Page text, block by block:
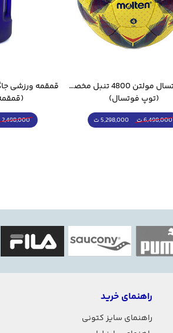
توپ فوتسال مولتن 4800 تنبل مخصوص سالن
(توپ فوتسال)
6,498,000 ت 5,298,000 ت 2,498,000 ت
راهنمای خرید
راهنمای سایز کتونی